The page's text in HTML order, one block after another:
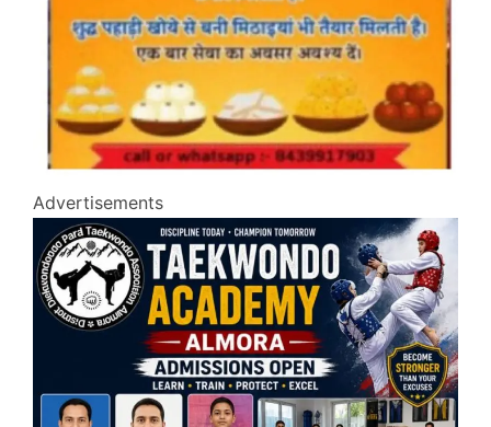
Advertisements